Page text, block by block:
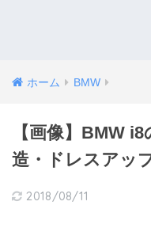
ホーム BMW
【画像】BMW
造・ドレスアッ
2018/08/11